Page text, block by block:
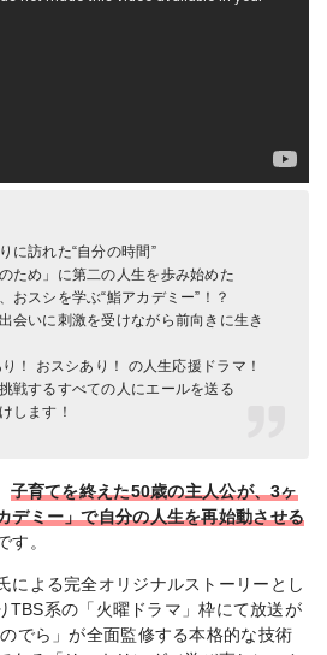
に訪れた“自分の時間”
ため」に第二の人生を歩み始めた
おスシを学ぶ“鮨アカデミー”！？
会いに刺激を受けながら前向きに生き
！ おスシあり！ の人生応援ドラマ！
戦するすべての人にエールを送る
します！
子育てを終えた50歳の主人公が、3ヶ
デミー」で自分の人生を再始動させる
す。
による完全オリジナルストーリーとし
TBS系の「火曜ドラマ」枠にて放送が
でら」が全面監修する本格的な技術